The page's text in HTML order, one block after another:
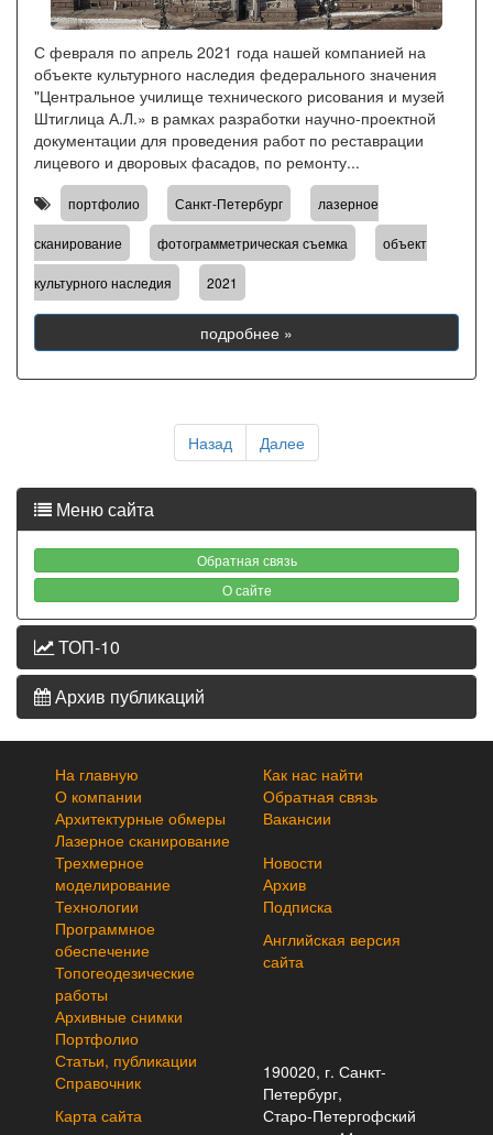
С февраля по апрель 2021 года нашей компанией на
объекте культурного наследия федерального значения
"Центральное училище технического рисования и музей
Штиглица А.Л.» в рамках разработки научно-проектной
документации для проведения работ по реставрации
лицевого и дворовых фасадов, по ремонту...
портфолио Санкт-Петербург лазерное
сканирование фотограмметрическая съемка объект
культурного наследия 2021
подробнее »
Назад Далее
Меню сайта
Обратная связь
О сайте
ТОП-10
Архив публикаций
На главную
О компании
Архитектурные обмеры
Лазерное сканирование
Трехмерное
моделирование
Технологии
Программное
обеспечение
Топогеодезические
работы
Архивные снимки
Портфолио
Статьи, публикации
Справочник
Карта сайта
Как нас найти
Обратная связь
Вакансии
Новости
Архив
Подписка
Английская версия
сайта
190020, г. Санкт-
Петербург,
Старо-Петергофский